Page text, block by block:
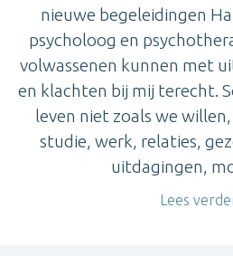
nieuwe begeleidingen
psycholoog en
volwassenen kunnen met
en klachten bij mij terecht.
leven niet zoals we
studie, werk, relaties,
uitdagingen,
Lees